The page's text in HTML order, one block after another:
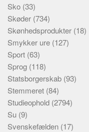
Sko (33)
Skøder (734)
Skønhedsprodukter (18)
Smykker ure (127)
Sport (63)
Sprog (118)
Statsborgerskab (93)
Stemmeret (84)
Studieophold (2794)
Su (9)
Svenskefælden (17)